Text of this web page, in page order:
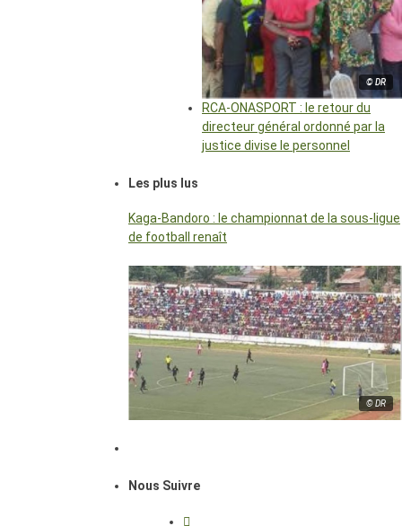
© DR
RCA-ONASPORT : le retour du
directeur général ordonné par la
justice divise le personnel
Les plus lus
Kaga-Bandoro : le championnat de la sous-ligue
de football renaît
© DR
Nous Suivre